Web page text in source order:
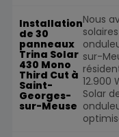
Installation
de 30
panneaux
Trina Solar
430 Mono
Third Cut à
Saint-
Georges-
sur-Meuse
Nous
sur-
12.900
Solar